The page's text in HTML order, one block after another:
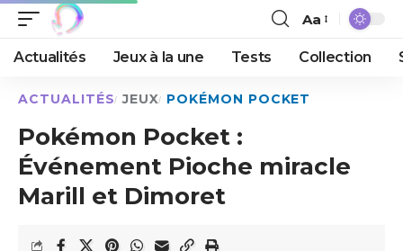
Aa
Actualités Jeux à la une Tests Collection
ACTUALITÉS JEUX POKÉMON POCKET
Pokémon Pocket :
Événement Pioche miracle
Marill et Dimoret